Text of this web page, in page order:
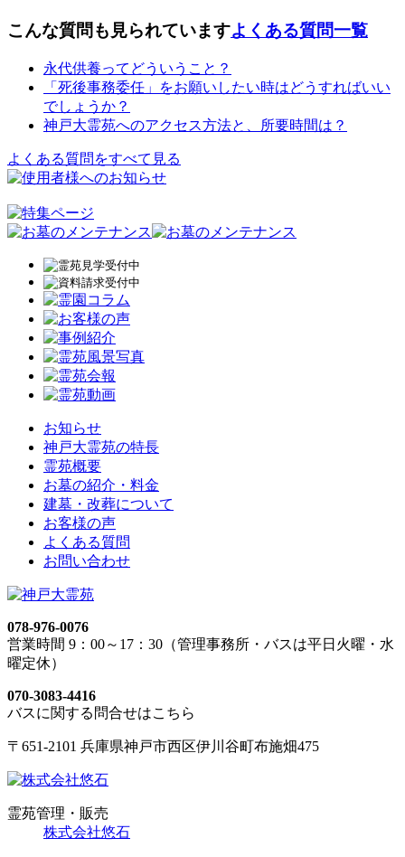
こんな質問も見られていますよくある質問一覧
永代供養ってどういうこと？
「死後事務委任」をお願いしたい時はどうすればいい
でしょうか？
神戸大霊苑へのアクセス方法と、所要時間は？
よくある質問をすべて見る
お知らせ
神戸大霊苑の特長
霊苑概要
お墓の紹介・料金
建墓・改葬について
お客様の声
よくある質問
お問い合わせ
078-976-0076
営業時間 9：00～17：30（管理事務所・バスは平日火曜・水
曜定休）
070-3083-4416
バスに関する問合せはこちら
〒651-2101 兵庫県神戸市西区伊川谷町布施畑475
霊苑管理・販売
株式会社悠石